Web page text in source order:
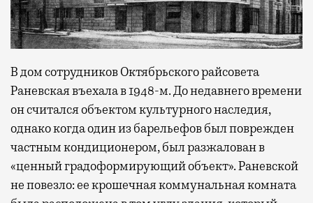
В дом сотрудников Октябрьского райсовета
Раневская въехала в 1948-м. До недавнего времени
он считался объектом культурного наследия,
однако когда один из барельефов был поврежден
частным кондиционером, был разжалован в
«ценный градоформирующий объект». Раневской
не повезло: ее крошечная коммунальная комната